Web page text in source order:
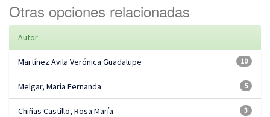
Otras opciones relacionadas
Autor
10
Martínez Avila Verónica Guadalupe
5
Melgar, María Fernanda
3
Chiñas Castillo, Rosa María